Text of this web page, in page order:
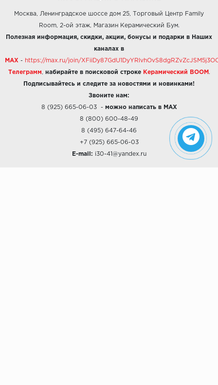
Москва, Ленинградское шоссе дом 25, Торговый Центр Family
Room, 2-ой этаж, Магазин Керамический Бум.
Полезная информация, скидки, акции, бонусы и подарки в Наших
каналах в
MAX - https://max.ru/join/
Телеграмм набирайте в поисковой строке Керамический BOOM .
Подписывайтесь и следите за новостями и новинками!
Звоните нам:
8 (925) 665-06-03- можно написать в MAX
8 (800) 600-48-49
8 (495) 647-64-46
+7 (925) 665-06-03
E-mail: i30-41@yandex.ru